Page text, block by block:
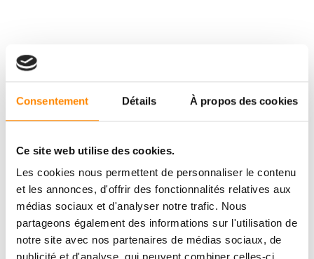
Consentement Détails À propos des cookies
Ce site web utilise des cookies.
Les cookies nous permettent de personnaliser le contenu
et les annonces, d'offrir des fonctionnalités relatives aux
médias sociaux et d'analyser notre trafic. Nous
partageons également des informations sur l'utilisation de
notre site avec nos partenaires de médias sociaux, de